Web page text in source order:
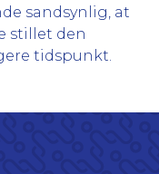
sandsynlig, at
stillet den
tidspunkt.